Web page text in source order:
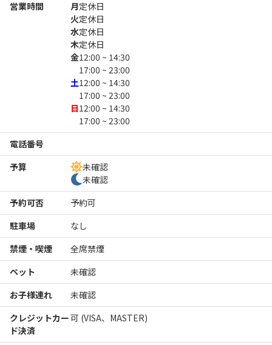
営業時間 月定休日
火定休日
水定休日
木定休日
金12:00 ~ 14:30
17:00 ~ 23:00
土12:00 ~ 14:30
17:00 ~ 23:00
日12:00 ~ 14:30
17:00 ~ 23:00
電話番号
予算
未確認
未確認
予約可否
予約可
駐車場
なし
禁煙・喫煙
全席禁煙
ペット
未確認
お子様連れ
未確認
クレジットカー
ド決済
可 (VISA、MASTER)